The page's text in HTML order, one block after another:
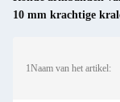
10 mm krachtige
1Naam van het artikel: